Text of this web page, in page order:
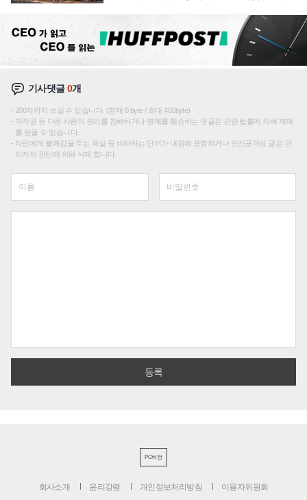
기사댓글0개
200자까지 쓰실 수 있습니다. (현재 0 byte / 최대 400byte)
저작권 등 다른 사람의 권리를 침해하거나 명예를 훼손하는 댓글은 관련 법률에 의해 제재
를 받을 수 있습니다.
타인에게 불쾌감을 주는 욕설 등 비하하는 단어가 내용에 포함되거나 인신공격성 글은 관
리자의 판단에 의해 삭제 합니다.
PC버전
회사소개 윤리강령 개인정보처리방침 이용자위원회